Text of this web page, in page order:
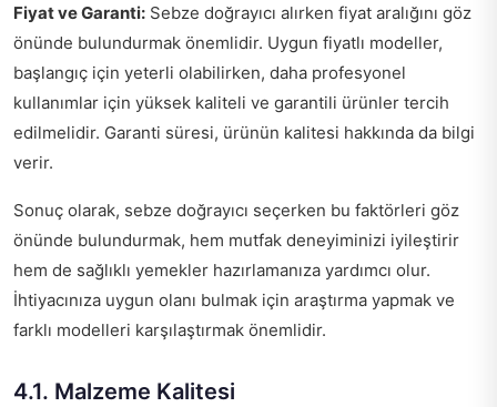
Fiyat ve Garanti: Sebze doğrayıcı alırken fiyat aralığını göz
önünde bulundurmak önemlidir. Uygun fiyatlı modeller,
başlangıç için yeterli olabilirken, daha profesyonel
kullanımlar için yüksek kaliteli ve garantili ürünler tercih
edilmelidir. Garanti süresi, ürünün kalitesi hakkında da bilgi
verir.
Sonuç olarak, sebze doğrayıcı seçerken bu faktörleri göz
önünde bulundurmak, hem mutfak deneyiminizi iyileştirir
hem de sağlıklı yemekler hazırlamanıza yardımcı olur.
İhtiyacınıza uygun olanı bulmak için araştırma yapmak ve
farklı modelleri karşılaştırmak önemlidir.
4.1. Malzeme Kalitesi